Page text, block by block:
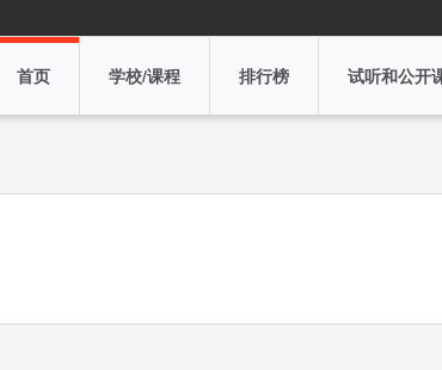
首页 学校/课程 排行榜 试听和公开